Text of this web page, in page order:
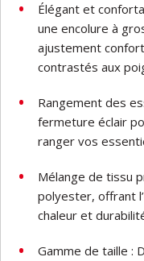
Élégant et
une encolure à
ajustement
contrastés aux
Rangement des
fermeture éclair
ranger vos
Mélange de tissu
polyester, offrant
chaleur et
Gamme de taille :